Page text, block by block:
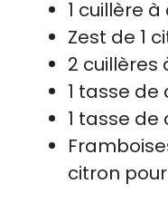
1 cuillère
Zest de 1
2 cuillères
1 tasse
1 tasse
citron